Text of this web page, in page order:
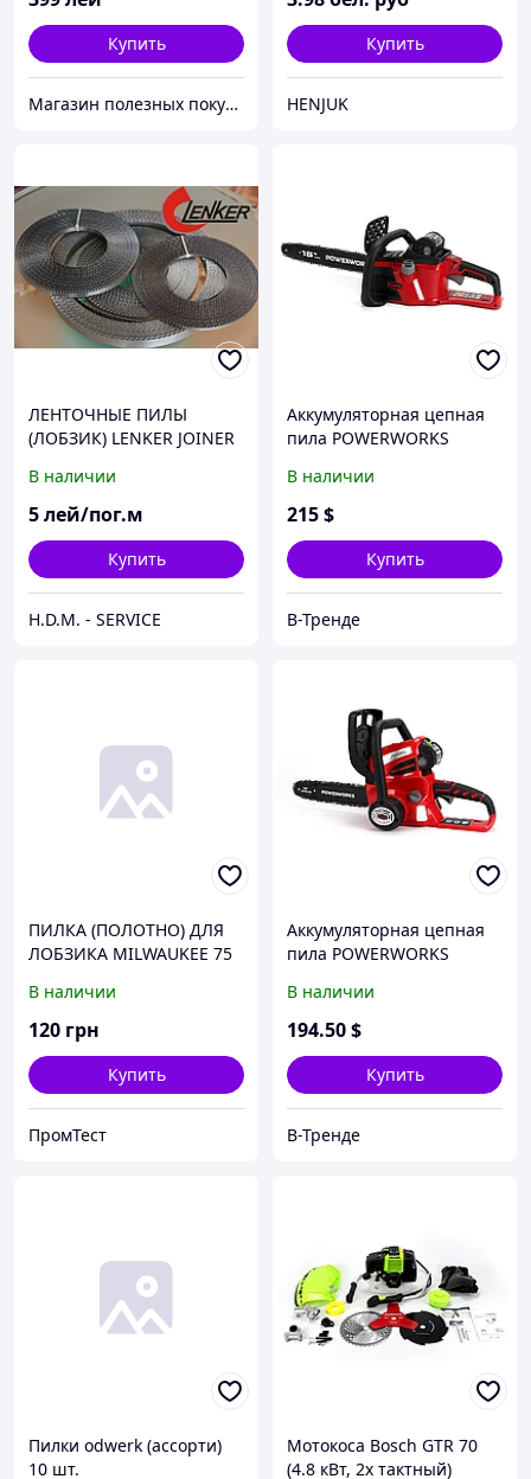
Купить
Магазин полезных покупок "Goodbuy"
Купить
HENJUK
ЛЕНТОЧНЫЕ ПИЛЫ
(ЛОБЗИК) LENKER JOINER
В наличии
5лей/пог.м
Купить
H.D.M. - SERVICE
Аккумуляторная цепная
пила POWERWORKS
пила powerworks
В наличии
215$
Купить
В-Тренде
ПИЛКА (ПОЛОТНО) ДЛЯ
ЛОБЗИКА MILWAUKEE 75
(4932213116)
В наличии
120 грн
Купить
ПромТест
Аккумуляторная цепная
пила POWERWORKS
пила powerworks
В наличии
194.50$
Купить
В-Тренде
Пилки odwerk (ассорти)
10 шт.
Мотокоса Bosch GTR 70
(4.8 кВт, 2х тактный)